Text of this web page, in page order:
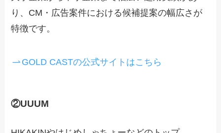
り、CM・広告案件における候補提案の幅広さが
特徴です。
GOLD CASTの公式サイトはこちら
②UUUM